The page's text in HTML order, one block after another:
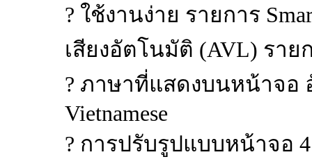
? ใช้งานง่าย รายการ
เสียงอัตโนมัติ (AVL) รา
? ภาษาที่แสดงบนหน้าจอ
Vietnamese
? การปรับรูปแบบหน้าจอ